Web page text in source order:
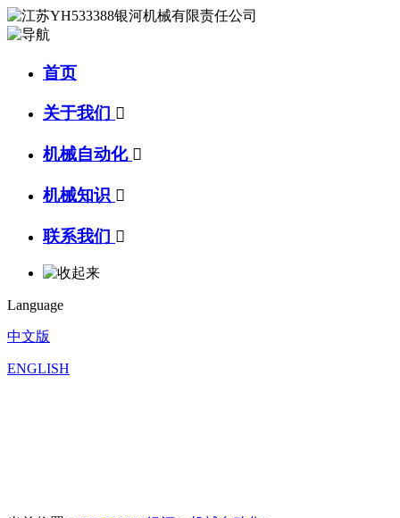
首页
关于我们 
机械自动化 
机械知识 
联系我们 
Language
中文版
ENGLISH